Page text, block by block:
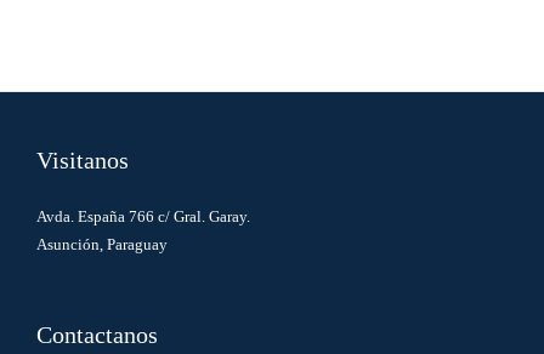
Visitanos
Avda. España 766 c/ Gral. Garay.
Asunción, Paraguay
Contactanos